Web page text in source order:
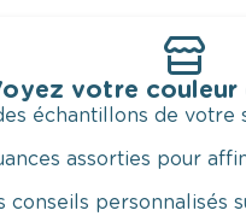
votre couleur
échantillons de votre
assorties pour
conseils personnalisés